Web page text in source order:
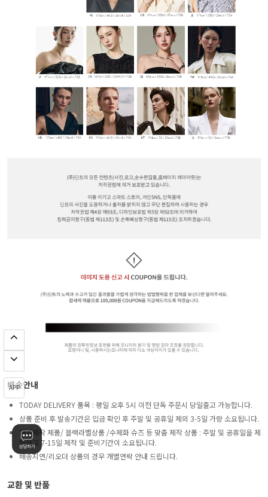
APP
배송안내
TODAY DELIVERY 품목 : 평일 오후 5시 이전 단독 주문시 당일출고 가능합니다.
상품 준비 후 발송기간은 입금 확인 후 주말 및 공휴일 제외 3-5일 가량 소요됩니다.
개별제작 제품/ 블랙라벨상품 /수제화 슈즈 등 맞춤 제작 상품 : 주말 및 공휴일을 제
외하고 7-15일 제작 및 준비기간이 소요됩니다.
배송지연/리오더 상품의 경우 개별연락 안내 드립니다.
교환 및 반품